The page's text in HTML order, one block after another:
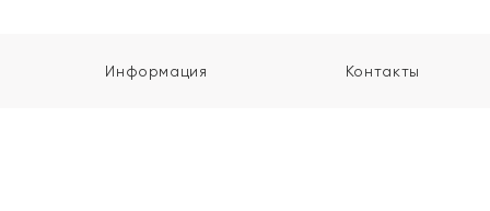
Информация Контакты